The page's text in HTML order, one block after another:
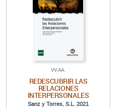
VV.AA.
REDESCUBRIR LAS
RELACIONES
INTERPERSONALES
Sanz y Torres, S.L. 2021